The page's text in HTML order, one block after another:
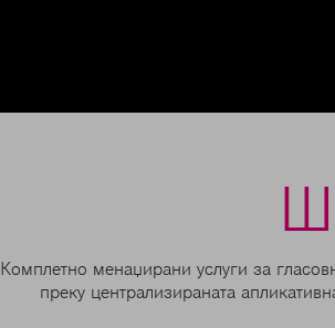
Комплетно менаџирани услуги за
преку централизираната